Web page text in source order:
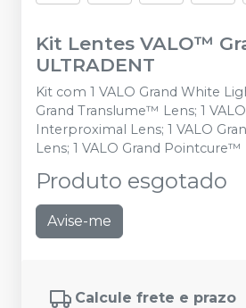
Kit Lentes VALO™
ULTRADENT
Kit com 1 VALO Grand White
Grand Translume™️ Lens; 1
Interproximal Lens; 1 VALO
Lens; 1 VALO Grand Pointcure™️
Produto esgotado
Avise-me
Calcule frete e prazo